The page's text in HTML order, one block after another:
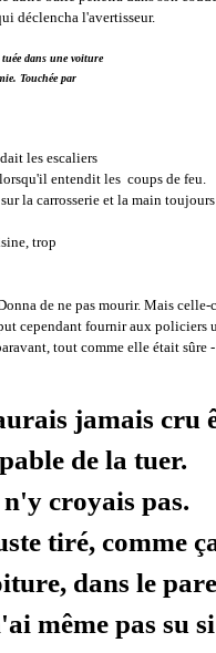
déclencha l'avertisseur.
dans une voiture
Touchée par
lesescaliers
lorsqu'il entendit les coups de feu.
la carrosserie et la maintoujours
trop
de ne pas mourir. Mais celle-
fournir aux policiers
tout comme elle était
jamais cru
de la tuer.
n'y croyais pas.
tiré, comme
dans le
même pas su si